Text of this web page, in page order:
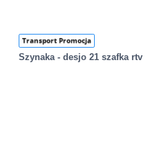
Transport Promocja
Szynaka - desjo 21 szafka rtv